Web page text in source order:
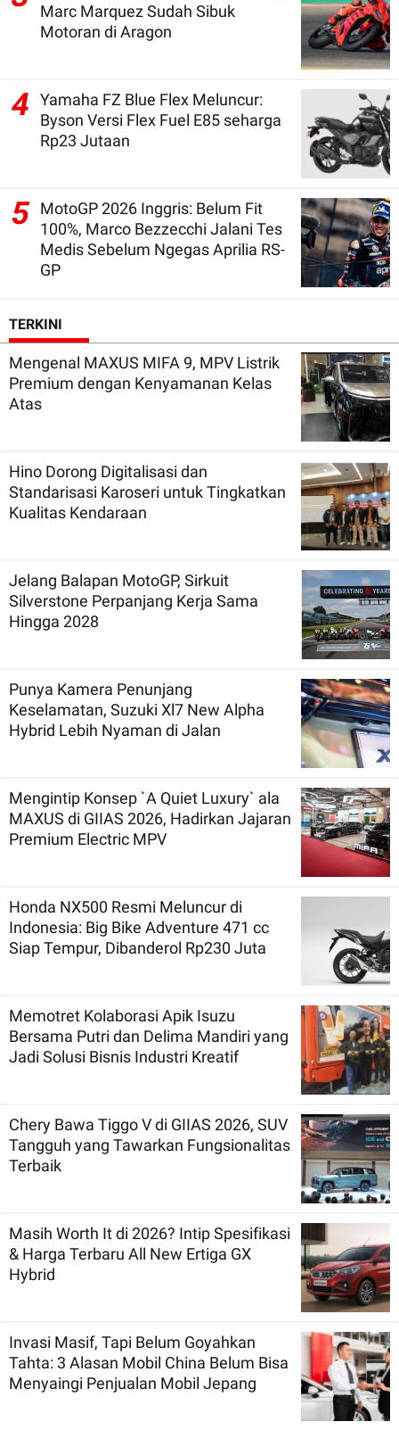
Marc Marquez Sudah Sibuk
Motoran di Aragon
4
Yamaha FZ Blue Flex Meluncur:
Byson Versi Flex Fuel E85 seharga
Rp23 Jutaan
5 MotoGP 2026 Inggris: Belum Fit
100%, Marco Bezzecchi Jalani Tes
Medis Sebelum Ngegas Aprilia RS-
GP
TERKINI
Mengenal MAXUS MIFA 9, MPV Listrik
Premium dengan Kenyamanan Kelas
Atas
Hino Dorong Digitalisasi dan
Standarisasi Karoseri untuk Tingkatkan
Kualitas Kendaraan
Jelang Balapan MotoGP, Sirkuit
Silverstone Perpanjang Kerja Sama
Hingga 2028
Punya Kamera Penunjang
Keselamatan, Suzuki Xl7 New Alpha
Hybrid Lebih Nyaman di Jalan
Mengintip Konsep `A Quiet Luxury` ala
MAXUS di GIIAS 2026, Hadirkan Jajaran
Premium Electric MPV
Honda NX500 Resmi Meluncur di
Indonesia: Big Bike Adventure 471 cc
Siap Tempur, Dibanderol Rp230 Juta
Memotret Kolaborasi Apik Isuzu
Bersama Putri dan Delima Mandiri yang
Jadi Solusi Bisnis Industri Kreatif
Chery Bawa Tiggo V di GIIAS 2026, SUV
Tangguh yang Tawarkan Fungsionalitas
Terbaik
Masih Worth It di 2026? Intip Spesifikasi
& Harga Terbaru All New Ertiga GX
Hybrid
Invasi Masif, Tapi Belum Goyahkan
Tahta: 3 Alasan Mobil China Belum Bisa
Menyaingi Penjualan Mobil Jepang